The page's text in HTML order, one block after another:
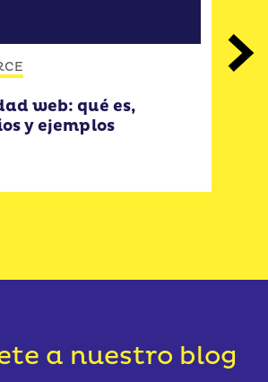
web: qué es,
y ejemplos
Next
a nuestro blog